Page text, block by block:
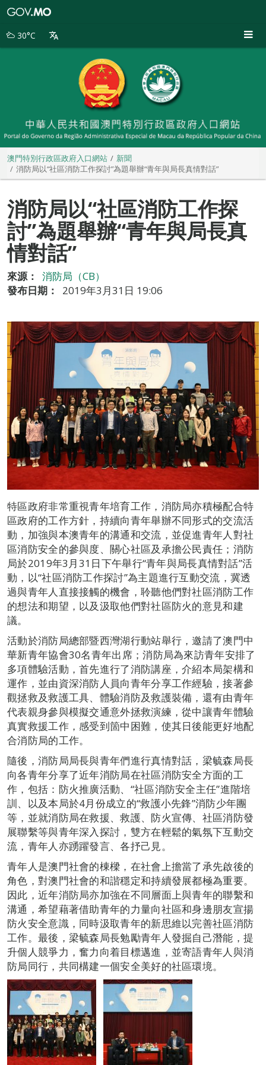
別
30°C
澳門特別行政區政府入口網站
新聞
消防局以“社區消防工作探討”為題舉辦“青年與局長真情對話”
消防局以“社區消防工作探
討”為題舉辦“青年與局長真
情對話”
來源：
消防局（CB）
發布日期：
2019年3月31日 19:06
特區政府非常重視青年培育工作，消防局亦積極配合特
區政府的工作方針，持續向青年舉辦不同形式的交流活
動，加強與本澳青年的溝通和交流，並促進青年人對社
區消防安全的參與度、關心社區及承擔公民責任；消防
局於2019年3月31日下午舉行“青年與局長真情對話”活
動，以“社區消防工作探討”為主題進行互動交流，冀透
過與青年人直接接觸的機會，聆聽他們對社區消防工作
的想法和期望，以及汲取他們對社區防火的意見和建
議。
活動於消防局總部暨西灣湖行動站舉行，邀請了澳門中
華新青年協會30名青年出席；消防局為來訪青年安排了
多項體驗活動，首先進行了消防講座，介紹本局架構和
運作，並由資深消防人員向青年分享工作經驗，接著參
觀拯救及救護工具、體驗消防及救護裝備，還有由青年
代表親身參與模擬交通意外拯救演練，從中讓青年體驗
真實救援工作，感受到箇中困難，使其日後能更好地配
合消防局的工作。
隨後，消防局局長與青年們進行真情對話，梁毓森局長
向各青年分享了近年消防局在社區消防安全方面的工
作，包括：防火推廣活動、“社區消防安全主任”進階培
訓、以及本局於4月份成立的“救護小先鋒”消防少年團
等，並就消防局在救援、救護、防火宣傳、社區消防發
展聯繫等與青年深入探討，雙方在輕鬆的氣氛下互動交
流，青年人亦踴躍發言、各抒己見。
青年人是澳門社會的棟樑，在社會上擔當了承先啟後的
角色，對澳門社會的和諧穩定和持續發展都極為重要。
因此，近年消防局亦加強在不同層面上與青年的聯繫和
溝通，希望藉著借助青年的力量向社區和身邊朋友宣揚
防火安全意識，同時汲取青年的新思維以完善社區消防
工作。最後，梁毓森局長勉勵青年人發掘自己潛能，提
升個人競爭力，奮力向着目標邁進，並寄語青年人與消
防局同行，共同構建一個安全美好的社區環境。